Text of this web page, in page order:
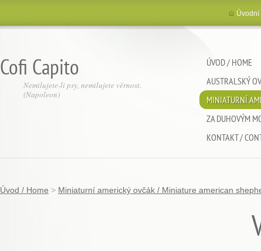
Cofi Capito
Nemilujete-li psy, nemilujete věrnost.
(Napoleon)
ÚVOD / HOME
AUSTRALSKÝ
MINIATURNÍ
ZA DUHOVÝM
KONTAKT /
Úvodní
Úvod / Home > Miniaturní americký ovčák / Miniature american